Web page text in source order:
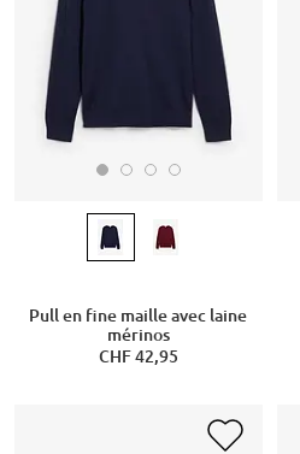
Pull en fine maille avec laine
mérinos
CHF 42,95